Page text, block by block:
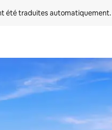
été traduites automatiquement.